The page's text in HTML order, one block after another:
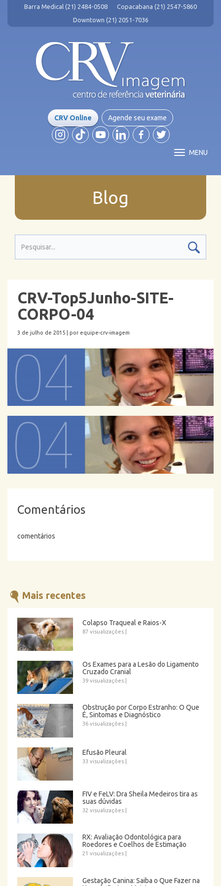
Barra Medical (21) 2484-0508
Copacabana (21) 2547-5860
Downtown (21) 2051-7036
CRV Online Agende seu exame
MENU
Blog
CRV-Top5Junho-SITE-
CORPO-04
3 de julho de 2015 | por equipe-crv-imagem
Comentários
comentários
Mais recentes
Colapso Traqueal e Raios-X
87 visualizações
Os Exames para a Lesão do Ligamento
Cruzado Cranial
39 visualizações
Obstrução por Corpo Estranho: O Que
É, Sintomas e Diagnóstico
36 visualizações
Efusão Pleural
33 visualizações
FIV e FeLV: Dra Sheila Medeiros tira as
suas dúvidas
32 visualizações
RX: Avaliação Odontológica para
Roedores e Coelhos de Estimação
21 visualizações
Gestação Canina: Saiba o Que Fazer na